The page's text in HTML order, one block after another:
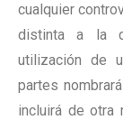
cualquier
distinta a la
utilización de
partes
incluirá de otra